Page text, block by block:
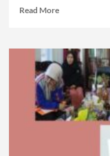
Read MoreRead
Pinjol
Meningkat,
Hidup
Semakin
Berat